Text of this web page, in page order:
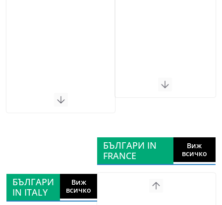
БЪЛГАРИ
IN ITALY
Виж
всичко
БЪЛГАРИ IN
FRANCE
Виж
всичко